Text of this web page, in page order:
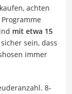
achten
mit etwa 15
sein, dass
immer
8-